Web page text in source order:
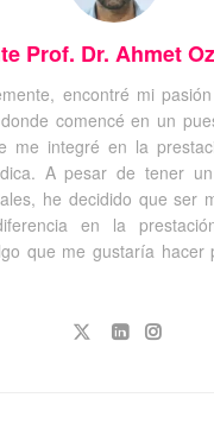
Prof. Dr. Ahmet
encontré mi
comencé en un
me integré en la
A pesar de tener
he decidido que ser
en la
que me gustaría hacer